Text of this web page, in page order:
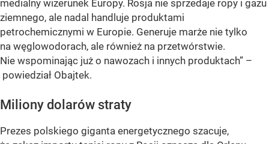
medialny wizerunek Europy. Rosja nie sprzedaje ropy i gazu
ziemnego, ale nadal handluje produktami
petrochemicznymi w Europie. Generuje marże nie tylko
na węglowodorach, ale również na przetwórstwie.
Nie wspominając już o nawozach i innych produktach” –
powiedział Obajtek.
Miliony dolarów straty
Prezes polskiego giganta energetycznego szacuje,